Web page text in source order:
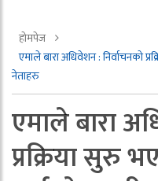
होमपेज
एमाले बारा अधिवेशन : निर्वाचनको
नेताहरु
एमाले बारा
प्रक्रिया सुरु